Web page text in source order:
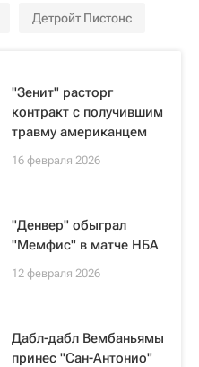
Детройт Пистонс
"Зенит" расторг
контракт с получившим
травму американцем
16 февраля 2026
"Денвер" обыграл
"Мемфис" в матче НБА
12 февраля 2026
Дабл-дабл Вембаньямы
принес "Сан-Антонио"